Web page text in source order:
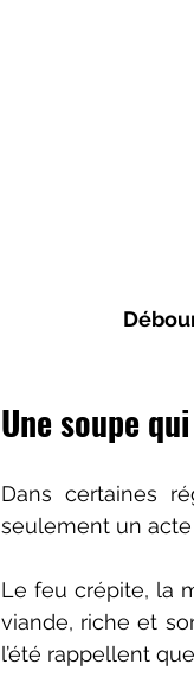
Une soupe
Dans certaines
seulement un acte
Le feu crépite, la
viande, riche et
l’été rappellent